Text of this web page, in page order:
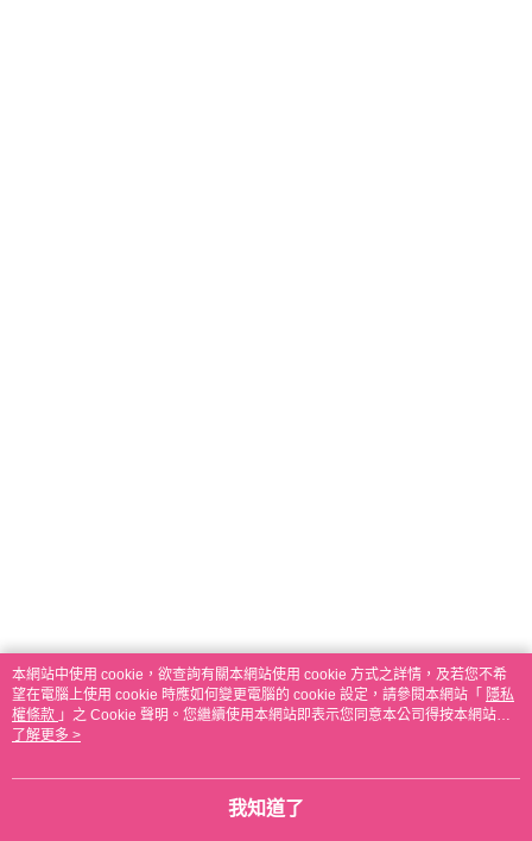
本網站中使用 cookie，欲查詢有關本網站使用 cookie 方式之詳情，及若您不希
望在電腦上使用 cookie 時應如何變更電腦的 cookie 設定，請參閱本網站「 隱私
權條款 」之 Cookie 聲明。您繼續使用本網站即表示您同意本公司得按本網站使
用條款之 Cookie 聲明使用 cookie。
了解更多 >
我知道了